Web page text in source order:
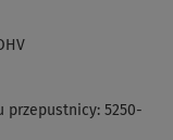
przepustnicy: 5250-